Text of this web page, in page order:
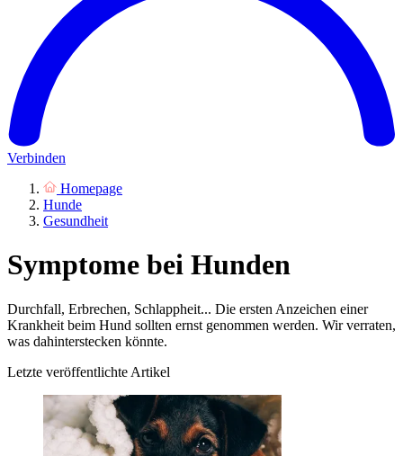
Verbinden
Homepage
Hunde
Gesundheit
Symptome bei Hunden
Durchfall, Erbrechen, Schlappheit... Die ersten Anzeichen einer
Krankheit beim Hund sollten ernst genommen werden. Wir verraten,
was dahinterstecken könnte.
Letzte veröffentlichte Artikel